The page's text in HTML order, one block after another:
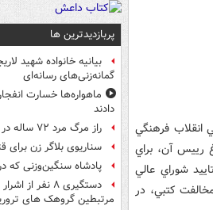
فرهنگي
رييس آن، براي
شوراي عالي
کتبي، در
پربازدیدترین ها
بیانیه خانواده شهید
گمانه‌زنی‌های رسانه‌ای
ماهواره‌ها خسارت
دادند
راز مرگ مرد ۷۲ ساله در تهرانپارس فاش شد
سناریوی بلاگر زن
پادشاه سنگین‌وزنی که
دستگیری ۸ نفر
مرتبطین گروهک های